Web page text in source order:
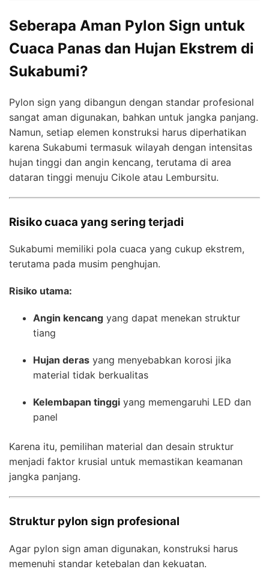
Seberapa Aman Pylon Sign untuk
Cuaca Panas dan Hujan Ekstrem di
Sukabumi?
Pylon sign yang dibangun dengan standar profesional
sangat aman digunakan, bahkan untuk jangka panjang.
Namun, setiap elemen konstruksi harus diperhatikan
karena Sukabumi termasuk wilayah dengan intensitas
hujan tinggi dan angin kencang, terutama di area
dataran tinggi menuju Cikole atau Lembursitu.
Risiko cuaca yang sering terjadi
Sukabumi memiliki pola cuaca yang cukup ekstrem,
terutama pada musim penghujan.
Risiko utama:
Angin kencang yang dapat menekan struktur
tiang
Hujan deras yang menyebabkan korosi jika
material tidak berkualitas
Kelembapan tinggi yang memengaruhi LED dan
panel
Karena itu, pemilihan material dan desain struktur
menjadi faktor krusial untuk memastikan keamanan
jangka panjang.
Struktur pylon sign profesional
Agar pylon sign aman digunakan, konstruksi harus
memenuhi standar ketebalan dan kekuatan.